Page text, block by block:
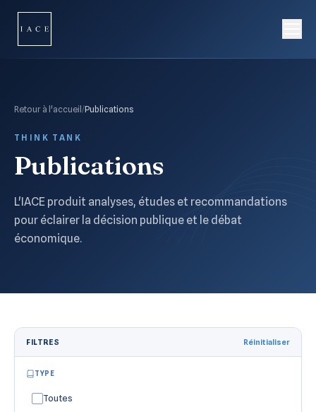
Retour à l'accueil /Publications
THINK TANK
Publications
L'IACE produit analyses, études et recommandations
pour éclairer la décision publique et le débat
économique.
FILTRES Réinitialiser
TYPE
Toutes